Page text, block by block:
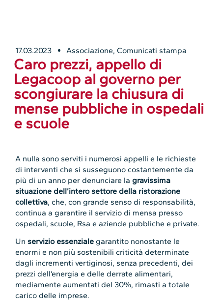
17.03.2023 Associazione,Comunicati stampa
Caro prezzi, appello di
Legacoop al governo per
scongiurare la chiusura di
mense pubbliche in ospedali
e scuole
A nulla sono serviti i numerosi appelli e le richieste
di interventi che si susseguono costantemente da
più di un anno per denunciare lagravissima
situazione dell’intero settore della ristorazione
collettiva, che, con grande senso di responsabilità,
continua a garantire il servizio di mensa presso
ospedali, scuole, Rsa e aziende pubbliche e private.
Un servizio essenziale garantito nonostante le
enormi e non più sostenibili criticità determinate
dagli incrementi vertiginosi, senza precedenti, dei
prezzi dell’energia e delle derrate alimentari,
mediamente aumentati del 30%, rimasti a totale
carico delle imprese.